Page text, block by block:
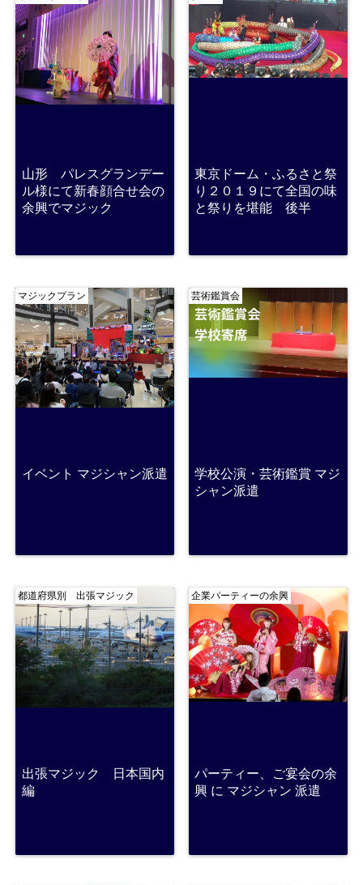
山形 パレスグランデー
ル様にて新春顔合せ会の
余興でマジック
東京ドーム・ふるさと祭
り２０１９にて全国の味
と祭りを堪能 後半
マジックプラン
イベント マジシャン派遣
芸術鑑賞会
学校公演・芸術鑑賞 マジ
シャン派遣
都道府県別 出張マジック
出張マジック 日本国内
編
企業パーティーの余興
パーティー、ご宴会の余
興 に マジシャン 派遣